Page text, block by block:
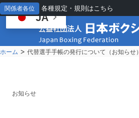
関係者各位 各種規定・規則はこちら
ホーム > 代替選手手帳の発行について（お知らせ）
お知らせ
JA